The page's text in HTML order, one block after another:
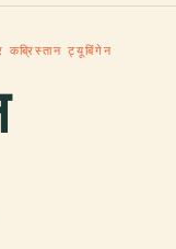
कब्रिस्तान ट्यूबिंगेन